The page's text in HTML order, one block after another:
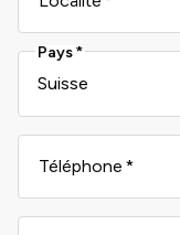
Pays
Téléphone